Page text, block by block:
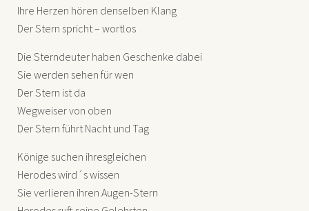
Ihre Herzen hören denselben Klang
Der Stern spricht – wortlos
Die Sterndeuter haben Geschenke dabei
Sie werden sehen für wen
Der Stern ist da
Wegweiser von oben
Der Stern führt Nacht und Tag
Könige suchen ihresgleichen
Herodes wird´s wissen
Sie verlieren ihren Augen-Stern